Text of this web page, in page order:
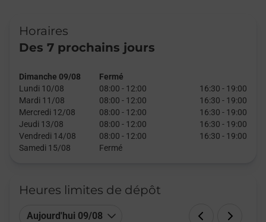
Horaires
Des 7 prochains jours
Dimanche 09/08
Fermé
Lundi 10/08
08:00 - 12:00 16:30 - 19:00
Mardi 11/08
08:00 - 12:00 16:30 - 19:00
Mercredi 12/08
08:00 - 12:00 16:30 - 19:00
Jeudi 13/08
08:00 - 12:00 16:30 - 19:00
Vendredi 14/08
08:00 - 12:00 16:30 - 19:00
Samedi 15/08
Fermé
Heures limites de dépôt
Aujourd'hui 09/08